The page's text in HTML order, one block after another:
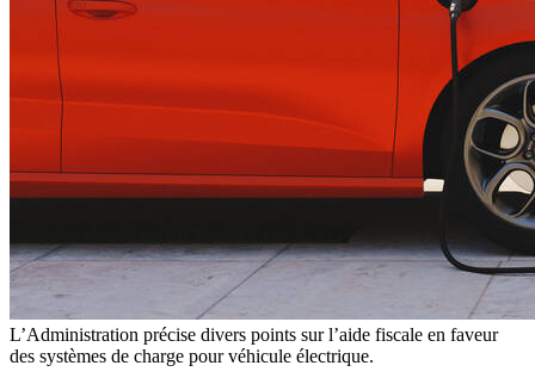
L’Administration précise divers points sur l’aide fiscale en faveur
des systèmes de charge pour véhicule électrique.